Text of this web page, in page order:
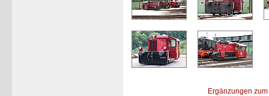
Ergänzungen